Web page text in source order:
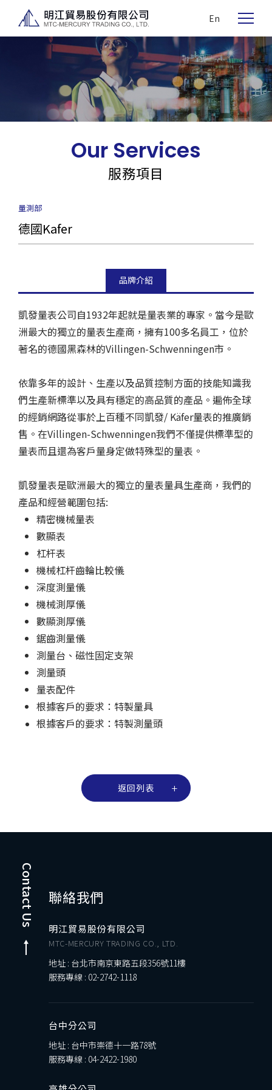
En
Our Services
服務項目
量測部
德國Kafer
品牌介紹
凱發量表公司自1932年起就是量表業的專家。當今是歐
洲最大的獨立的量表生產商，擁有100多名員工，位於
著名的德國黑森林的Villingen-Schwenningen市。
依靠多年的設計、生產以及品質控制方面的技能知識我
們生產新標準以及具有穩定的高品質的產品。遍佈全球
的經銷網路從事於上百種不同凱發/ Käfer量表的推廣銷
售。在Villingen-Schwenningen我們不僅提供標準型的
量表而且還為客戶量身定做特殊型的量表。
凱發量表是歐洲最大的獨立的量表量具生產商，我們的
產品和經營範圍包括:
精密機械量表
數顯表
杠杆表
機械杠杆齒輪比較儀
深度測量儀
機械測厚儀
數顯測厚儀
鋸齒測量儀
測量台、磁性固定支架
測量頭
量表配件
根據客戶的要求：特製量具
根據客戶的要求：特製測量頭
返回列表
Contact Us 聯絡我們
明江貿易股份有限公司
MTC-MERCURY TRADING CO., LTD.
地址 : 台北市南京東路五段356號11樓
服務專線 : 02-2742-1118
台中分公司
地址 : 台中市崇德十一路78號
服務專線 : 04-2422-1980